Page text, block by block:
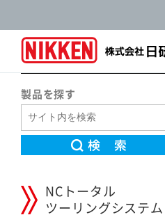
製品を探す
NCトータル
ツーリングシステム